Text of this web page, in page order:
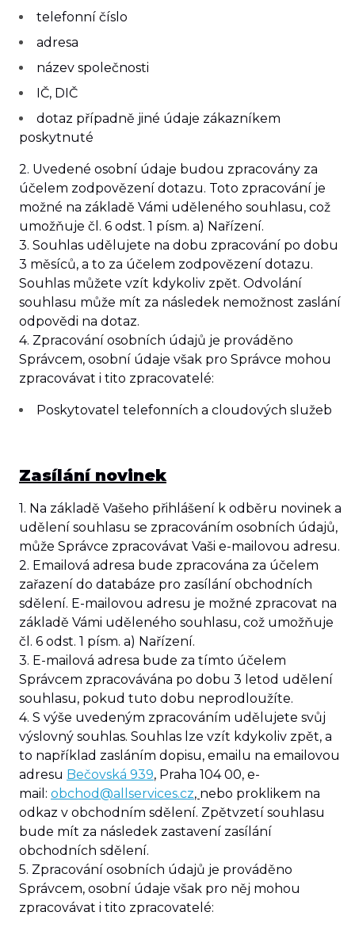
telefonní číslo
adresa
název společnosti
IČ, DIČ
dotaz případně jiné údaje zákazníkem
poskytnuté
2. Uvedené osobní údaje budou zpracovány za
účelem zodpovězení dotazu. Toto zpracování je
možné na základě Vámi uděleného souhlasu, což
umožňuje čl. 6 odst. 1 písm. a) Nařízení.
3. Souhlas udělujete na dobu zpracování po dobu
3 měsíců, a to za účelem zodpovězení dotazu.
Souhlas můžete vzít kdykoliv zpět. Odvolání
souhlasu může mít za následek nemožnost zaslání
odpovědi na dotaz.
4. Zpracování osobních údajů je prováděno
Správcem, osobní údaje však pro Správce mohou
zpracovávat i tito zpracovatelé:
Poskytovatel telefonních a cloudových služeb
Zasílání novinek
1. Na základě Vašeho přihlášení k odběru novinek a
udělení souhlasu se zpracováním osobních údajů,
může Správce zpracovávat Vaši e-mailovou adresu.
2. Emailová adresa bude zpracována za účelem
zařazení do databáze pro zasílání obchodních
sdělení. E-mailovou adresu je možné zpracovat na
základě Vámi uděleného souhlasu, což umožňuje
čl. 6 odst. 1 písm. a) Nařízení.
3. E-mailová adresa bude za tímto účelem
Správcem zpracovávána po dobu 3 letod udělení
souhlasu, pokud tuto dobu neprodloužíte.
4. S výše uvedeným zpracováním udělujete svůj
výslovný souhlas. Souhlas lze vzít kdykoliv zpět, a
to například zasláním dopisu, emailu na emailovou
adresu Bečovská 939, Praha 104 00, e-
mail: obchod@allservices.cz, nebo proklikem na
odkaz v obchodním sdělení. Zpětvzetí souhlasu
bude mít za následek zastavení zasílání
obchodních sdělení.
5. Zpracování osobních údajů je prováděno
Správcem, osobní údaje však pro něj mohou
zpracovávat i tito zpracovatelé: